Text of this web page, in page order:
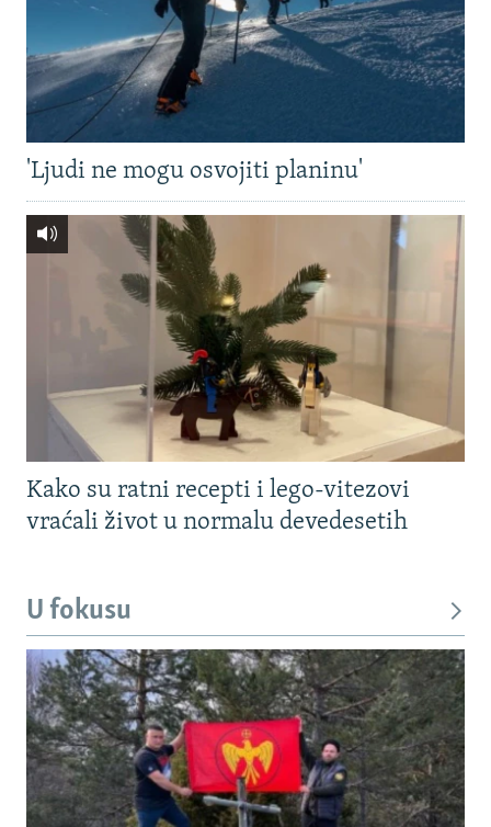
'Ljudi ne mogu osvojiti planinu'
Kako su ratni recepti i lego-vitezovi
vraćali život u normalu devedesetih
U fokusu